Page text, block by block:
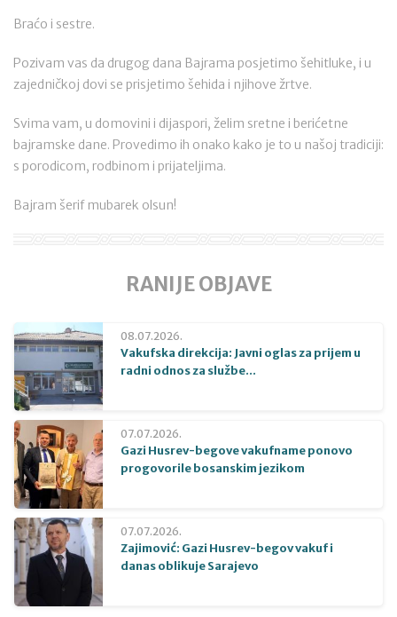
Braćo i sestre.
Pozivam vas da drugog dana Bajrama posjetimo šehitluke, i u
zajedničkoj dovi se prisjetimo šehida i njihove žrtve.
Svima vam, u domovini i dijaspori, želim sretne i berićetne
bajramske dane. Provedimo ih onako kako je to u našoj tradiciji:
s porodicom, rodbinom i prijateljima.
Bajram šerif mubarek olsun!
RANIJE OBJAVE
08.07.2026.
Vakufska direkcija: Javni oglas za prijem u
radni odnos za službe...
07.07.2026.
Gazi Husrev-begove vakufname ponovo
progovorile bosanskim jezikom
07.07.2026.
Zajimović: Gazi Husrev-begov vakuf i
danas oblikuje Sarajevo